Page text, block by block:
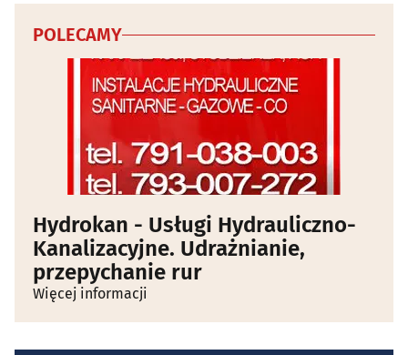
POLECAMY
Hydrokan - Usługi Hydrauliczno-
Kanalizacyjne. Udrażnianie,
przepychanie rur
Więcej informacji